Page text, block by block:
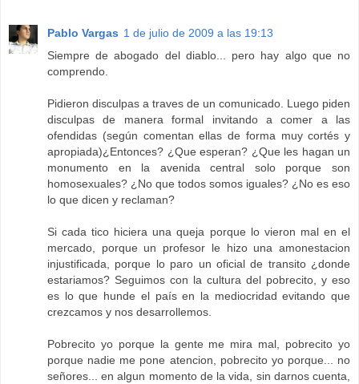
Pablo Vargas 1 de julio de 2009 a las 19:13
Siempre de abogado del diablo... pero hay algo que no
comprendo.
Pidieron disculpas a traves de un comunicado. Luego piden
disculpas de manera formal invitando a comer a las
ofendidas (según comentan ellas de forma muy cortés y
apropiada)¿Entonces? ¿Que esperan? ¿Que les hagan un
monumento en la avenida central solo porque son
homosexuales? ¿No que todos somos iguales? ¿No es eso
lo que dicen y reclaman?
Si cada tico hiciera una queja porque lo vieron mal en el
mercado, porque un profesor le hizo una amonestacion
injustificada, porque lo paro un oficial de transito ¿donde
estariamos? Seguimos con la cultura del pobrecito, y eso
es lo que hunde el país en la mediocridad evitando que
crezcamos y nos desarrollemos.
Pobrecito yo porque la gente me mira mal, pobrecito yo
porque nadie me pone atencion, pobrecito yo porque... no
señores... en algun momento de la vida, sin darnos cuenta,